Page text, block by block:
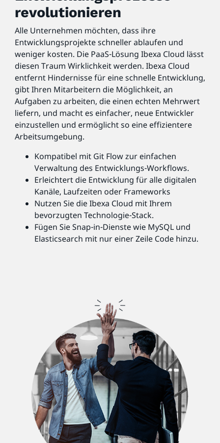
revolutionieren
Alle Unternehmen möchten, dass ihre
Entwicklungsprojekte schneller ablaufen und
weniger kosten. Die PaaS-Lösung Ibexa Cloud lässt
diesen Traum Wirklichkeit werden. Ibexa Cloud
entfernt Hindernisse für eine schnelle Entwicklung,
gibt Ihren Mitarbeitern die Möglichkeit, an
Aufgaben zu arbeiten, die einen echten Mehrwert
liefern, und macht es einfacher, neue Entwickler
einzustellen und ermöglicht so eine effizientere
Arbeitsumgebung.
Kompatibel mit Git Flow zur einfachen
Verwaltung des Entwicklungs-Workflows.
Erleichtert die Entwicklung für alle digitalen
Kanäle, Laufzeiten oder Frameworks
Nutzen Sie die Ibexa Cloud mit Ihrem
bevorzugten Technologie-Stack.
Fügen Sie Snap-in-Dienste wie MySQL und
Elasticsearch mit nur einer Zeile Code hinzu.